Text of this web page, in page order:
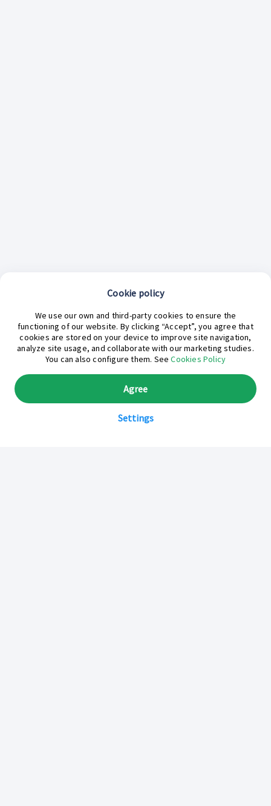
¿En qué podemos ayudarte hoy?
Cookie policy
We use our own and third-party cookies to ensure the
functioning of our website. By clicking “Accept”, you agree that
cookies are stored on your device to improve site navigation,
analyze site usage, and collaborate with our marketing studies.
You can also configure them. SeeCookies Policy
Settings
Agree